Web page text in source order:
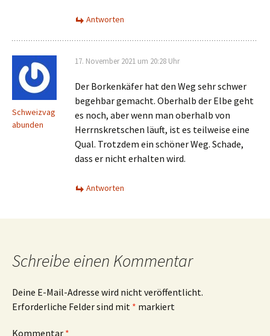
Antworten
Schweizvag
abunden
17. November 2021 um 20:28 Uhr
Der Borkenkäfer hat den Weg sehr schwer
begehbar gemacht. Oberhalb der Elbe geht
es noch, aber wenn man oberhalb von
Herrnskretschen läuft, ist es teilweise eine
Qual. Trotzdem ein schöner Weg. Schade,
dass er nicht erhalten wird.
Antworten
Schreibe einen Kommentar
Deine E-Mail-Adresse wird nicht veröffentlicht.
Erforderliche Felder sind mit * markiert
Kommentar *